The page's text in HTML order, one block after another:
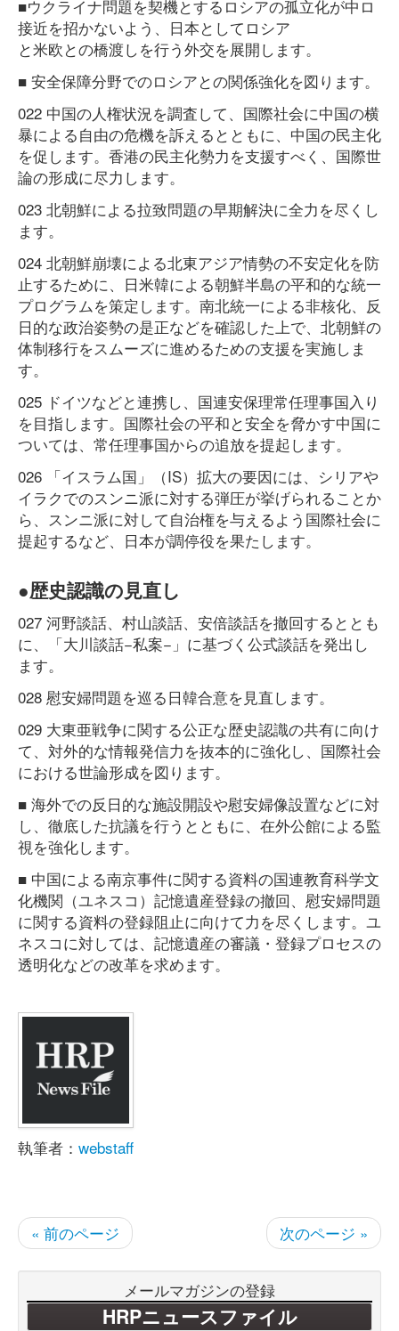
■ウクライナ問題を契機とするロシアの孤立化が中ロ
接近を招かないよう、日本としてロシア
と米欧との橋渡しを行う外交を展開します。
■ 安全保障分野でのロシアとの関係強化を図ります。
022 中国の人権状況を調査して、国際社会に中国の横
暴による自由の危機を訴えるとともに、中国の民主化
を促します。香港の民主化勢力を支援すべく、国際世
論の形成に尽力します。
023 北朝鮮による拉致問題の早期解決に全力を尽くし
ます。
024 北朝鮮崩壊による北東アジア情勢の不安定化を防
止するために、日米韓による朝鮮半島の平和的な統一
プログラムを策定します。南北統一による非核化、反
日的な政治姿勢の是正などを確認した上で、北朝鮮の
体制移行をスムーズに進めるための支援を実施しま
す。
025 ドイツなどと連携し、国連安保理常任理事国入り
を目指します。国際社会の平和と安全を脅かす中国に
ついては、常任理事国からの追放を提起します。
026 「イスラム国」（IS）拡大の要因には、シリアや
イラクでのスンニ派に対する弾圧が挙げられることか
ら、スンニ派に対して自治権を与えるよう国際社会に
提起するなど、日本が調停役を果たします。
●歴史認識の見直し
027 河野談話、村山談話、安倍談話を撤回するととも
に、「大川談話−私案−」に基づく公式談話を発出し
ます。
028 慰安婦問題を巡る日韓合意を見直します。
029 大東亜戦争に関する公正な歴史認識の共有に向け
て、対外的な情報発信力を抜本的に強化し、国際社会
における世論形成を図ります。
■ 海外での反日的な施設開設や慰安婦像設置などに対
し、徹底した抗議を行うとともに、在外公館による監
視を強化します。
■ 中国による南京事件に関する資料の国連教育科学文
化機関（ユネスコ）記憶遺産登録の撤回、慰安婦問題
に関する資料の登録阻止に向けて力を尽くします。ユ
ネスコに対しては、記憶遺産の審議・登録プロセスの
透明化などの改革を求めます。
執筆者： webstaff
« 前のページ 次のページ »
メールマガジンの登録
HRPニュースファイル